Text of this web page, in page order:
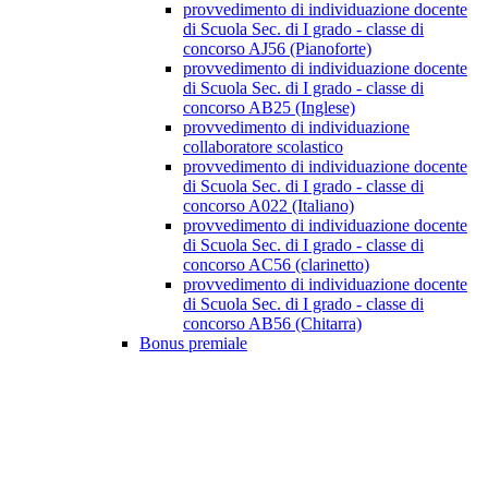
provvedimento di individuazione docente
di Scuola Sec. di I grado - classe di
concorso AJ56 (Pianoforte)
provvedimento di individuazione docente
di Scuola Sec. di I grado - classe di
concorso AB25 (Inglese)
provvedimento di individuazione
collaboratore scolastico
provvedimento di individuazione docente
di Scuola Sec. di I grado - classe di
concorso A022 (Italiano)
provvedimento di individuazione docente
di Scuola Sec. di I grado - classe di
concorso AC56 (clarinetto)
provvedimento di individuazione docente
di Scuola Sec. di I grado - classe di
concorso AB56 (Chitarra)
Bonus premiale